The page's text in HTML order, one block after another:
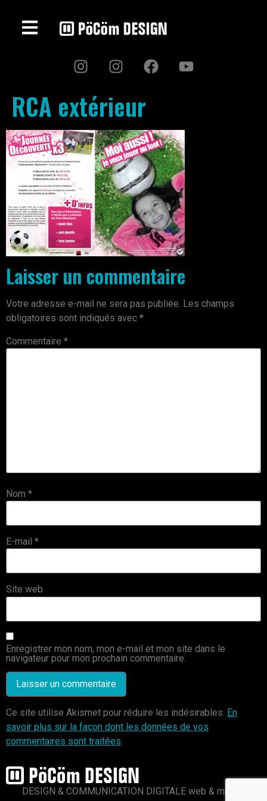
RCA extérieur
Laisser un commentaire
Votre adresse e-mail ne sera pas publiée. Les champs
obligatoires sont indiqués avec *
Commentaire *
Nom *
E-mail *
Site web
Enregistrer mon nom, mon e-mail et mon site dans le
navigateur pour mon prochain commentaire.
Ce site utilise Akismet pour réduire les indésirables. En
savoir plus sur la façon dont les données de vos
commentaires sont traitées
DESIGN & COMMUNICATION DIGITALE web & mobile